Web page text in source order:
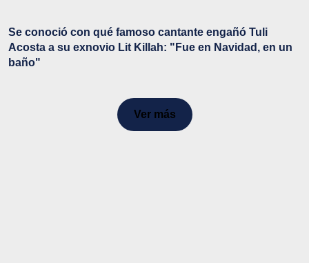
Se conoció con qué famoso cantante engañó Tuli
Acosta a su exnovio Lit Killah: "Fue en Navidad, en un
baño"
Ver más